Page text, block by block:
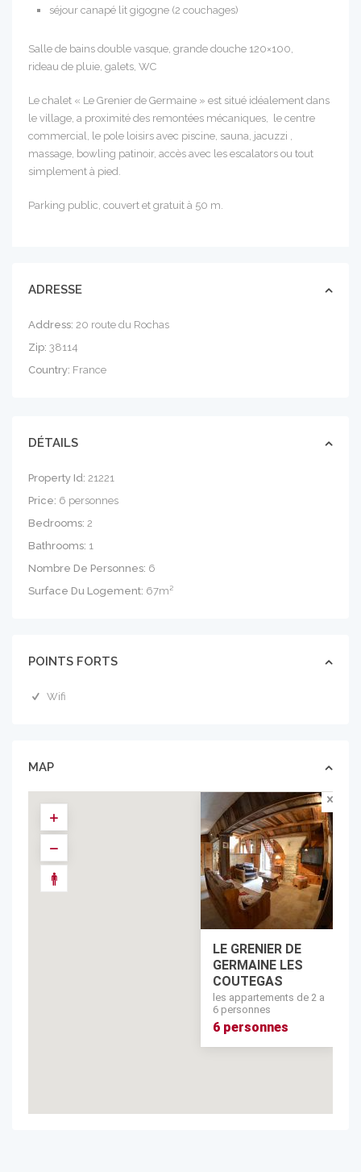
séjour canapé lit gigogne (2 couchages)
Salle de bains double vasque, grande douche 120×100,
rideau de pluie, galets, WC
Le chalet « Le Grenier de Germaine » est situé idéalement dans
le village, a proximité des remontées mécaniques, le centre
commercial, le pole loisirs avec piscine, sauna, jacuzzi ,
massage, bowling patinoir, accès avec les escalators ou tout
simplement à pied.
Parking public, couvert et gratuit à 50 m.
ADRESSE
Address: 20 route du Rochas
Zip: 38114
Country: France
DÉTAILS
Property Id: 21221
Price: 6 personnes
Bedrooms: 2
Bathrooms: 1
Nombre De Personnes: 6
Surface Du Logement: 67m²
POINTS FORTS
Wifi
MAP
LE GRENIER DE
GERMAINE LES
COUTEGAS
les appartements de 2 a
6 personnes
6 personnes